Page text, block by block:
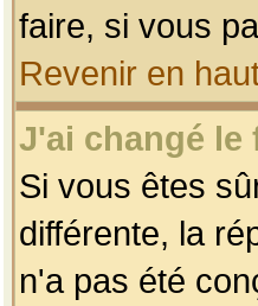
faire, si vous
Revenir en
J'ai changé le
Si vous êtes
différente, la
n'a pas été